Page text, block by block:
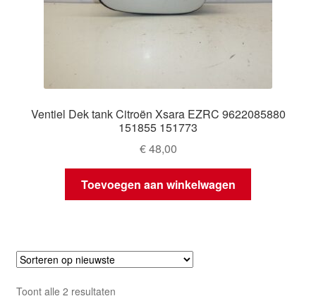
Ventiel Dek tank Citroën Xsara EZRC 9622085880
151855 151773
€48,00
Toevoegen aan winkelwagen
Toont alle 2 resultatenGesorteerd